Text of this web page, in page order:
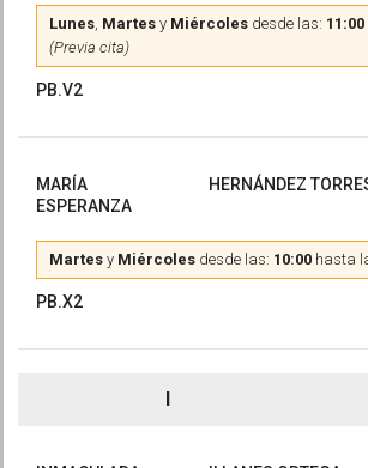
Lunes, Martes y Miércoles desde las: 11:00
(Previa cita)
PB.V2
MARÍA
ESPERANZA
HERNÁNDEZ
Martes y Miércoles desde las: 10:00 hasta
PB.X2
I